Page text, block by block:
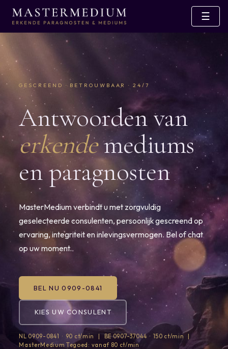
☰
GESCREEND · BETROUWBAAR · 24/7
Antwoorden van
erkendemediums
en paragnosten
MasterMedium verbindt u met zorgvuldig
geselecteerde consulenten, persoonlijk gescreend op
ervaring, integriteit en inlevingsvermogen. Bel of chat
op uw moment.
BEL NU 0909-0841
KIES UW CONSULENT
NL 0909-0841 · 90 ct/min | BE 0907-37044 · 150 ct/min |
MasterMedium Tegoed: vanaf 80 ct/min